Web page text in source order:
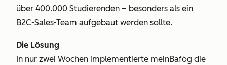
über 400.000 Studierenden – besonders als ein
B2C-Sales-Team aufgebaut werden sollte.
Die Lösung
In nur zwei Wochen implementierte meinBafög die